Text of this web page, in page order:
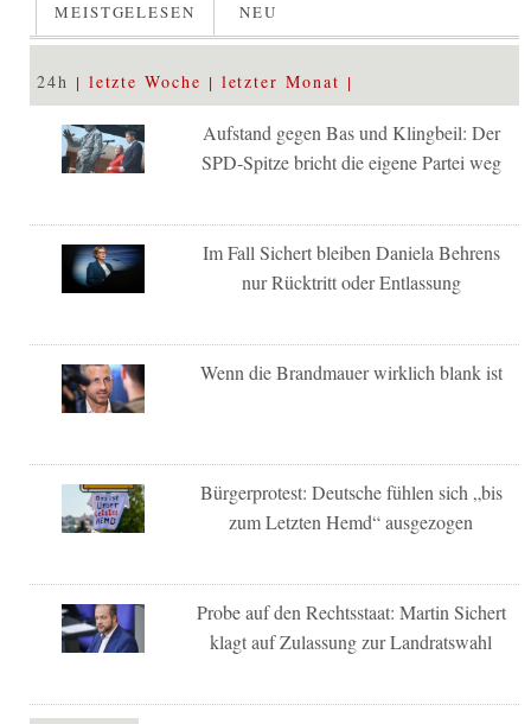
MEISTGELESEN NEU
24h letzte Woche letzter Monat
Aufstand gegen Bas und Klingbeil: Der
SPD-Spitze bricht die eigene Partei weg
Im Fall Sichert bleiben Daniela Behrens
nur Rücktritt oder Entlassung
Wenn die Brandmauer wirklich blank ist
Bürgerprotest: Deutsche fühlen sich „bis
zum Letzten Hemd“ ausgezogen
Probe auf den Rechtsstaat: Martin Sichert
klagt auf Zulassung zur Landratswahl